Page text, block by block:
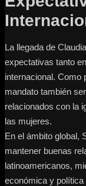
La llegada de
expectativas tanto
internacional. Como
mandato también
relacionados con la
las mujeres.
En el ámbito global,
mantener buenas
latinoamericanos,
económica y política